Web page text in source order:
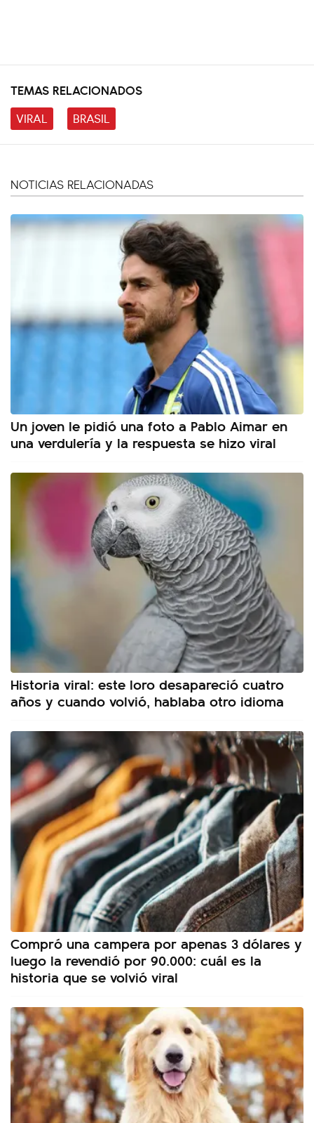
TEMAS RELACIONADOS
VIRAL
BRASIL
NOTICIAS RELACIONADAS
Un joven le pidió una foto a Pablo Aimar en
una verdulería y la respuesta se hizo viral
Historia viral: este loro desapareció cuatro
años y cuando volvió, hablaba otro idioma
Compró una campera por apenas 3 dólares y
luego la revendió por 90.000: cuál es la
historia que se volvió viral